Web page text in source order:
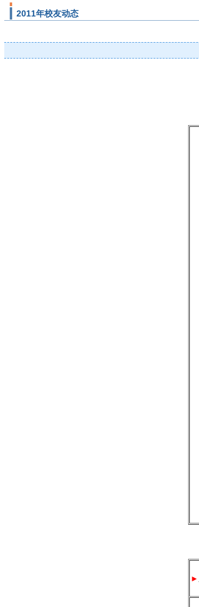
2011年校友动态
►